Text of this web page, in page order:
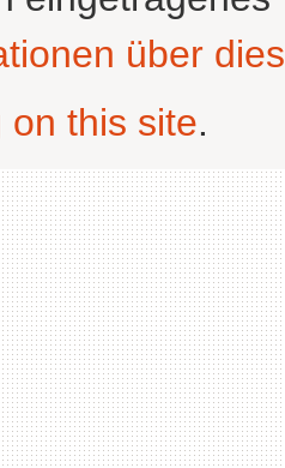
über
on this site.